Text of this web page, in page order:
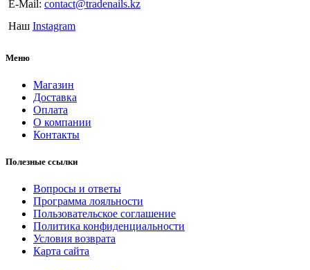
E-Mail: contact@tradenails.kz
Наш Instagram
Меню
Магазин
Доставка
Оплата
О компании
Контакты
Полезные ссылки
Вопросы и ответы
Программа лояльности
Пользовательское соглашение
Политика конфиденциальности
Условия возврата
Карта сайта